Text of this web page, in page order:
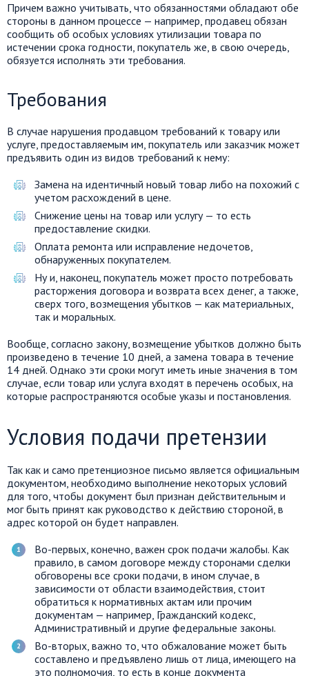
Причем важно учитывать, что обязанностями обладают обе
стороны в данном процессе — например, продавец обязан
сообщить об особых условиях утилизации товара по
истечении срока годности, покупатель же, в свою очередь,
обязуется исполнять эти требования.
Требования
В случае нарушения продавцом требований к товару или
услуге, предоставляемым им, покупатель или заказчик может
предъявить один из видов требований к нему:
Замена на идентичный новый товар либо на похожий с
учетом расхождений в цене.
Снижение цены на товар или услугу — то есть
предоставление скидки.
Оплата ремонта или исправление недочетов,
обнаруженных покупателем.
Ну и, наконец, покупатель может просто потребовать
расторжения договора и возврата всех денег, а также,
сверх того, возмещения убытков — как материальных,
так и моральных.
Вообще, согласно закону, возмещение убытков должно быть
произведено в течение 10 дней, а замена товара в течение
14 дней. Однако эти сроки могут иметь иные значения в том
случае, если товар или услуга входят в перечень особых, на
которые распространяются особые указы и постановления.
Условия подачи претензии
Так как и само претенциозное письмо является официальным
документом, необходимо выполнение некоторых условий
для того, чтобы документ был признан действительным и
мог быть принят как руководство к действию стороной, в
адрес которой он будет направлен.
Во-первых, конечно, важен срок подачи жалобы. Как
правило, в самом договоре между сторонами сделки
обговорены все сроки подачи, в ином случае, в
зависимости от области взаимодействия, стоит
обратиться к нормативных актам или прочим
документам — например, Гражданский кодекс,
Административный и другие федеральные законы.
Во-вторых, важно то, что обжалование может быть
составлено и предъявлено лишь от лица, имеющего на
это полномочия, то есть в конце документа